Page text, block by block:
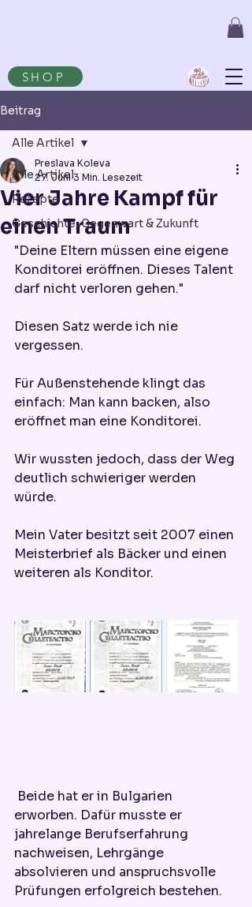
SHOP
Beitrag
Alle Artikel
Rezepte
Geschichte, Gegenwart & Zukunft
Alle Artikel
Vier Jahre Kampf für
einen Traum
Preslava Koleva
27. Juni 3 Min. Lesezeit
"Deine Eltern müssen eine eigene
Konditorei eröffnen. Dieses Talent
darf nicht verloren gehen."
Diesen Satz werde ich nie
vergessen.
Für Außenstehende klingt das
einfach: Man kann backen, also
eröffnet man eine Konditorei.
Wir wussten jedoch, dass der Weg
deutlich schwieriger werden
würde.
Mein Vater besitzt seit 2007 einen
Meisterbrief als Bäcker und einen
weiteren als Konditor.
erworben. Dafür musste er
jahrelange Berufserfahrung
nachweisen, Lehrgänge
absolvieren und anspruchsvolle
Prüfungen erfolgreich bestehen.